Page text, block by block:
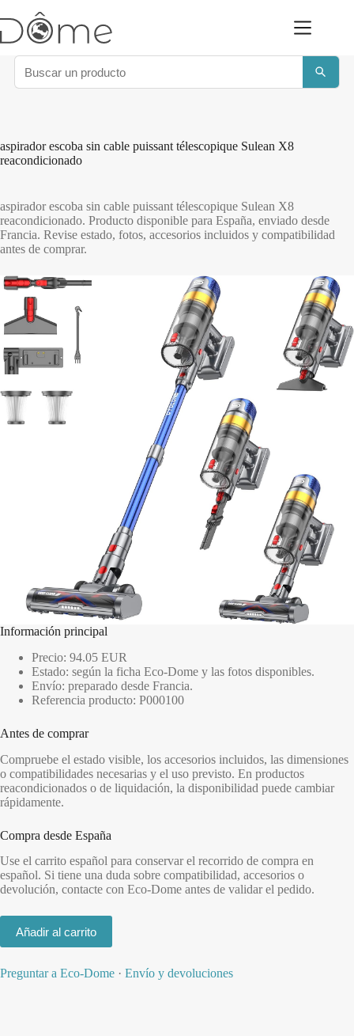
al
contenido
aspirador escoba sin cable puissant télescopique Sulean X8
reacondicionado
aspirador escoba sin cable puissant télescopique Sulean X8
reacondicionado. Producto disponible para España, enviado desde
Francia. Revise estado, fotos, accesorios incluidos y compatibilidad
antes de comprar.
Información principal
Precio: 94.05 EUR
Estado: según la ficha Eco-Dome y las fotos disponibles.
Envío: preparado desde Francia.
Referencia producto: P000100
Antes de comprar
Compruebe el estado visible, los accesorios incluidos, las dimensiones
o compatibilidades necesarias y el uso previsto. En productos
reacondicionados o de liquidación, la disponibilidad puede cambiar
rápidamente.
Compra desde España
Use el carrito español para conservar el recorrido de compra en
español. Si tiene una duda sobre compatibilidad, accesorios o
devolución, contacte con Eco-Dome antes de validar el pedido.
Añadir al carrito
Preguntar a Eco-Dome · Envío y devoluciones